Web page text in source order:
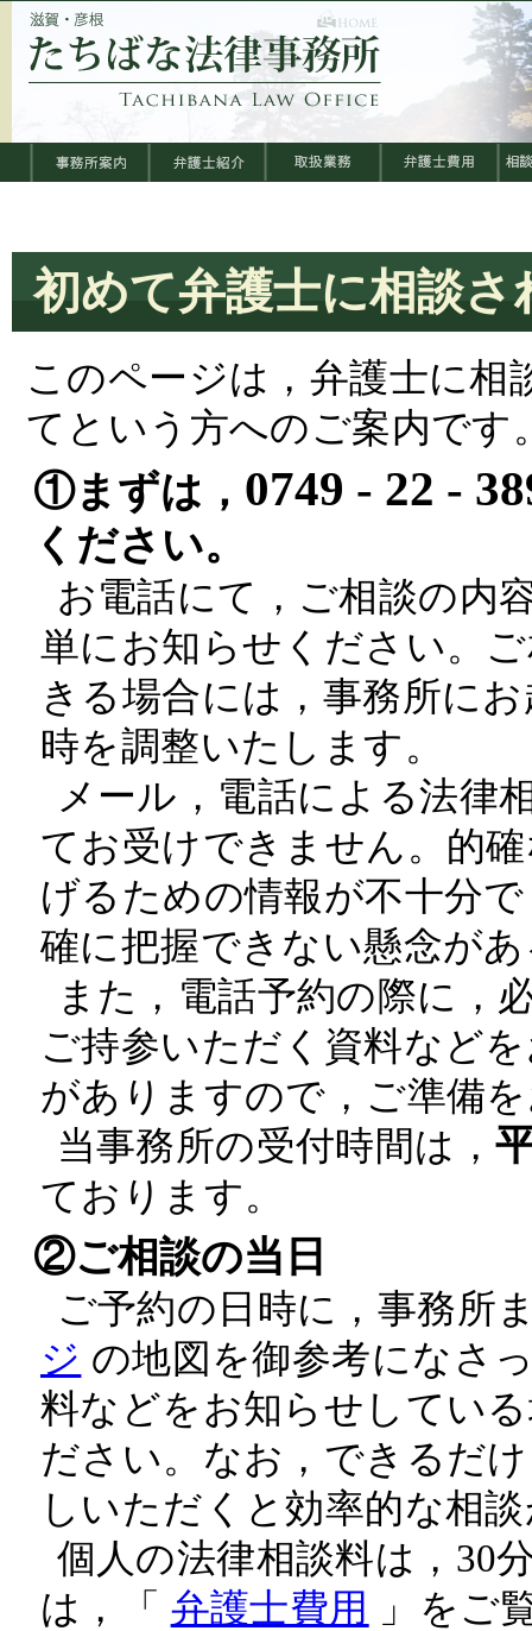
初めて弁護士に相談さ
このページは，弁護士に相
てという方へのご案内です
①まずは， 0749 - 22 -
ください。
お電話にて，ご相談の内
単にお知らせください。
きる場合には，事務所に
時を調整いたします。
メール，電話による法律
てお受けできません。的
げるための情報が不十分
確に把握できない懸念が
また，電話予約の際に，
ご持参いただく資料など
がありますので，ご準備
当事務所の受付時間は，
ております。
②ご相談の当日
ご予約の日時に，事務所
ジ の地図を御参考になさ
料などをお知らせしてい
ださい。なお，できるだ
しいただくと効率的な相
個人の法律相談料は，30
は，「 弁護士費用 」をご